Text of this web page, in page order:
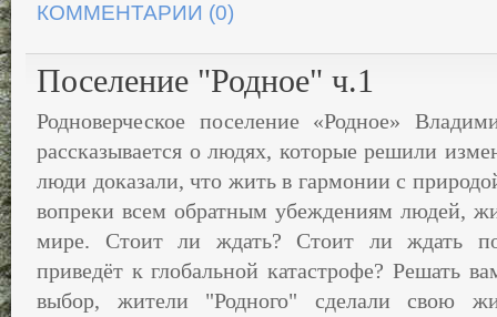
КОММЕНТАРИИ (0)
Поселение "Родное" ч.1
Родноверческое поселение «Родное»
рассказывается о людях, которые решили
люди доказали, что жить в гармонии с
вопреки всем обратным убеждениям людей,
мире. Стоит ли ждать? Стоит ли ждать
приведёт к глобальной катастрофе? Решать
выбор, жители "Родного" сделали свою